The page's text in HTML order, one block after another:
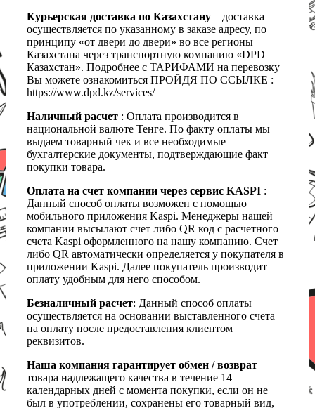
Курьерская доставка по Казахстану – доставка
осуществляется по указанному в заказе адресу, по
принципу «от двери до двери» во все регионы
Казахстана через транспортную компанию «DPD
Казахстан». Подробнее с ТАРИФАМИ на перевозку
Вы можете ознакомиться ПРОЙДЯ ПО ССЫЛКЕ :
https://www.dpd.kz/services/
Наличный расчет : Оплата производится в
национальной валюте Тенге. По факту оплаты мы
выдаем товарный чек и все необходимые
бухгалтерские документы, подтверждающие факт
покупки товара.
Оплата на счет компании через сервис KASPI :
Данный способ оплаты возможен с помощью
мобильного приложения Kaspi. Менеджеры нашей
компании высылают счет либо QR код с расчетного
счета Kaspi оформленного на нашу компанию. Счет
либо QR автоматически определяется у покупателя в
приложении Kaspi. Далее покупатель производит
оплату удобным для него способом.
Безналичный расчет: Данный способ оплаты
осуществляется на основании выставленного счета
на оплату после предоставления клиентом
реквизитов.
Наша компания гарантирует обмен / возврат
товара надлежащего качества в течение 14
календарных дней с момента покупки, если он не
был в употреблении, сохранены его товарный вид,